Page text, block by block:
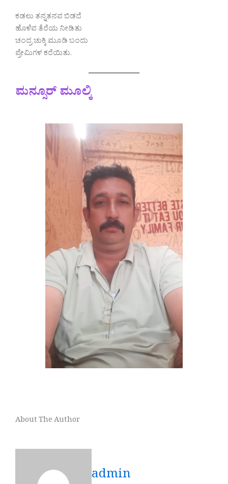
ಕಡಲು ತನ್ನತನವ ಬಿಡದೆ
ಹೊಳೆವ ತೆರೆಯ ನೀಡಿತು
ಚಂದ್ರ ಚುಕ್ಕಿ ಮೂಡಿ ಬಂದು
ಪ್ರೇಮಿಗಳ ಕರೆಯಿತು.
ಮನ್ಸೂರ್ ಮೂಲ್ಕಿ
About The Author
admin